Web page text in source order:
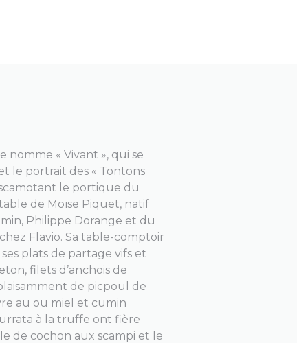
« Vivant », qui se
le portrait des « Tontons
le portique du
de Moïse Piquet, natif
Philippe Dorange et du
Flavio. Sa table-comptoir
plats de partage vifs et
filets d’anchois de
de picpoul de
au ou miel et cumin
à la truffe ont fière
de cochon aux scampi et le